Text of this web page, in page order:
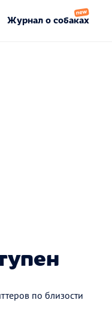
Журнал о собаках
по близости